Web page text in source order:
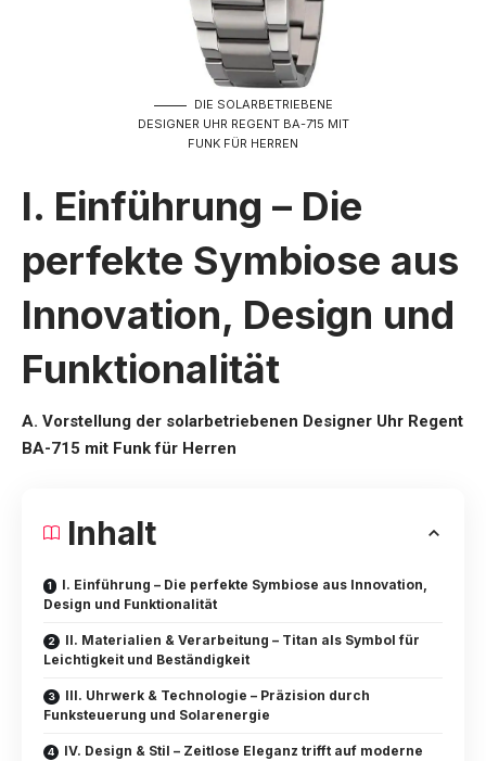
DIE SOLARBETRIEBENE
DESIGNER UHR REGENT BA-715 MIT
FUNK FÜR HERREN
I. Einführung – Die
perfekte Symbiose aus
Innovation, Design und
Funktionalität
A. Vorstellung der solarbetriebenen Designer Uhr Regent
BA-715 mit Funk für Herren
Inhalt
I. Einführung – Die perfekte Symbiose aus Innovation,
Design und Funktionalität
II. Materialien & Verarbeitung – Titan als Symbol für
Leichtigkeit und Beständigkeit
III. Uhrwerk & Technologie – Präzision durch
Funksteuerung und Solarenergie
IV. Design & Stil – Zeitlose Eleganz trifft auf moderne